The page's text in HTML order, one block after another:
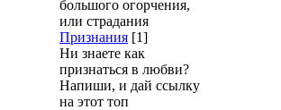
большого огорчения,
или страдания
Признания [1]
Ни знаете как
признаться в любви?
Напиши, и дай ссылку
на этот топ